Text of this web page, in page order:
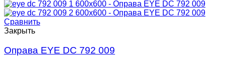
Сравнить
Закрыть
Оправа EYE DC 792 009